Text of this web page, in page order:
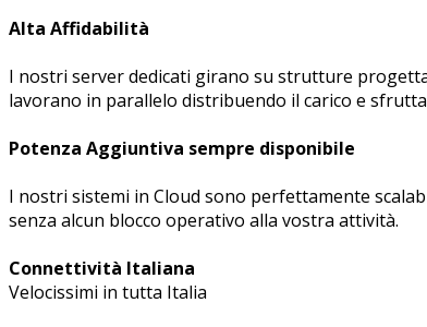
Alta Affidabilità
I nostri server dedicati girano su strutture
lavorano in parallelo distribuendo il carico e
Potenza Aggiuntiva sempre disponibile
I nostri sistemi in Cloud sono perfettamente
senza alcun blocco operativo alla vostra attività.
Connettività Italiana
Velocissimi in tutta Italia